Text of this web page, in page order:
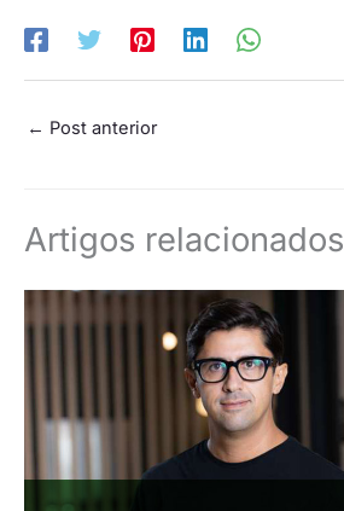
← Post anterior
Artigos relacionados